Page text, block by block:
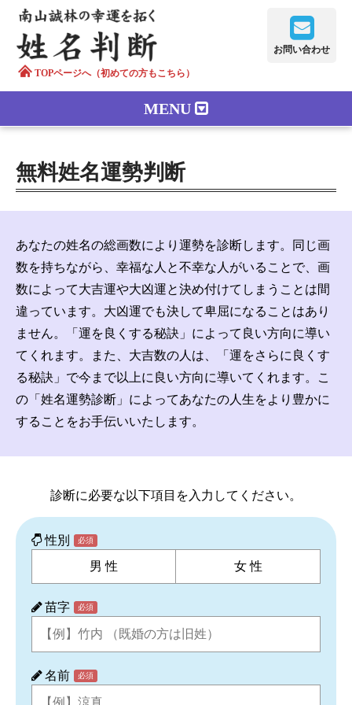
TOPページへ（初めての方もこちら）
お問い合わせ
MENU
正しい字画
漢字の語源
漢字の歴史
名前の変遷
話題の人 8/6更新
無料姓名運勢判断
あなたの姓名の総画数により運勢を診断します。同じ画
数を持ちながら、幸福な人と不幸な人がいることで、画
数によって大吉運や大凶運と決め付けてしまうことは間
違っています。大凶運でも決して卑屈になることはあり
ません。「運を良くする秘訣」によって良い方向に導い
てくれます。また、大吉数の人は、「運をさらに良くす
る秘訣」で今まで以上に良い方向に導いてくれます。こ
の「姓名運勢診断」によってあなたの人生をより豊かに
することをお手伝いいたします。
診断に必要な以下項目を入力してください。
性別 必須
男 性 女 性
苗字 必須
名前 必須